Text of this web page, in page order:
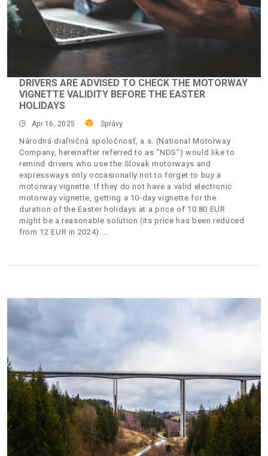
DRIVERS ARE ADVISED TO CHECK THE MOTORWAY
VIGNETTE VALIDITY BEFORE THE EASTER
HOLIDAYS
Apr 16, 2025 Správy
Národná diaľničná spoločnosť, a.s. (National Motorway
Company, hereinafter referred to as “NDS”) would like to
remind drivers who use the Slovak motorways and
expressways only occasionally not to forget to buy a
motorway vignette. If they do not have a valid electronic
motorway vignette, getting a 10-day vignette for the
duration of the Easter holidays at a price of 10.80 EUR
might be a reasonable solution (its price has been reduced
from 12 EUR in 2024).